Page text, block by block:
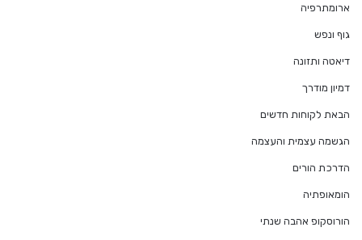
ארומתרפיה
גוף ונפש
דיאטה ותזונה
דמיון מודרך
הבאת לקוחות חדשים
הגשמה עצמית והעצמה
הדרכת הורים
הומאופתיה
הורוסקופ אהבה שנתי